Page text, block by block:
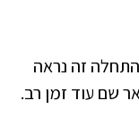
זה נראה
שם עוד זמן רב.